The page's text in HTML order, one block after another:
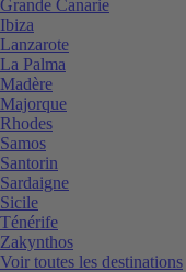
Grande Canarie
Ibiza
Lanzarote
La Palma
Madère
Majorque
Rhodes
Samos
Santorin
Sardaigne
Sicile
Ténérife
Zakynthos
Voir toutes les destinations